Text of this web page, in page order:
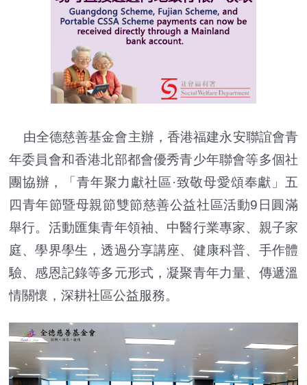
由全德慈善基金會主辦，香港福建永安聯誼會青
年委員會和香港北部都會優秀青少年聯會等多個社
團協辦，「青年聚力獻社區·致敬母愛頌奉獻」五
四青年節暨母親節雙節慈善公益社區活動9日圓滿
舉行。活動匯集青年領袖、中醫行業專家、親子家
庭、學界學生，透過分享講座、健康科普、手作體
驗、感恩記錄等多元形式，凝聚青年力量、傳遞溫
情關懷，深耕社區公益服務。